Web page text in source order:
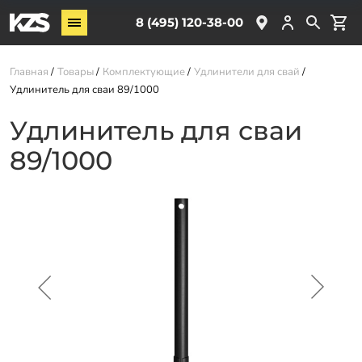
8 (495) 120-38-00
Винтовые сваи
ЖБ сваи
Обвязка свай
Услуги
Контакты
Главная Товары Комплектующие
Удлинители для свай
Удлинитель для сваи 89/1000
Удлинитель для сваи
89/1000